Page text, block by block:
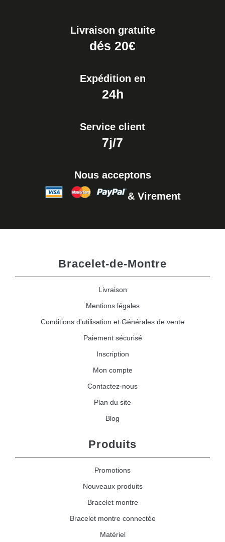
Livraison gratuite
dés 20€
Expédition en
24h
Service client
7j/7
Nous acceptons
& Virement
Bracelet-de-Montre
Livraison
Mentions légales
Conditions d'utilisation et Générales de vente
Paiement sécurisé
Inscription
Mon compte
Contactez-nous
Plan du site
Blog
Produits
Promotions
Nouveaux produits
Bracelet montre
Bracelet montre connectée
Matériel